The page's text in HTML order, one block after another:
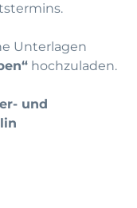
Unterlagen
hochzuladen.
und